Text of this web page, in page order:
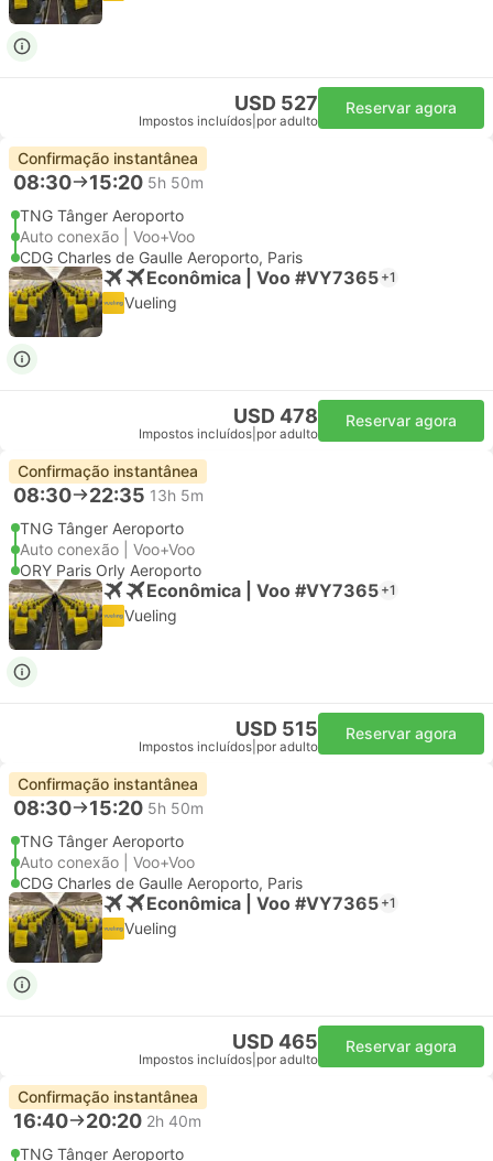
USD 527
Impostos incluídos por adulto
Reservar agora
Confirmação instantânea
08:30 15:20 5h 50m
TNG Tânger Aeroporto
Auto conexão | Voo+Voo
CDG Charles de Gaulle Aeroporto, Paris
Econômica | Voo #VY7365 +1
Vueling
USD 478
Impostos incluídos por adulto
Reservar agora
Confirmação instantânea
08:30 22:35 13h 5m
TNG Tânger Aeroporto
Auto conexão | Voo+Voo
ORY Paris Orly Aeroporto
Econômica | Voo #VY7365 +1
Vueling
USD 515
Impostos incluídos por adulto
Reservar agora
Confirmação instantânea
08:30 15:20 5h 50m
TNG Tânger Aeroporto
Auto conexão | Voo+Voo
CDG Charles de Gaulle Aeroporto, Paris
Econômica | Voo #VY7365 +1
Vueling
USD 465
Impostos incluídos por adulto
Reservar agora
Confirmação instantânea
16:40 20:20 2h 40m
TNG Tânger Aeroporto